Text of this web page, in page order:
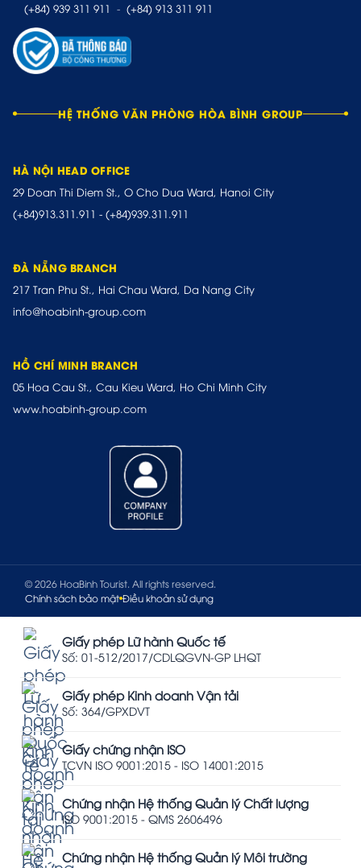
(+84) 939 311 911 - (+84) 913 311 911
HỆ THỐNG VĂN PHÒNG HÒA BÌNH GROUP
HÀ NỘI HEAD OFFICE
29 Doan Thi Diem St., O Cho Dua Ward, Hanoi City
(+84)913.311.911 - (+84)939.311.911
ĐÀ NẴNG BRANCH
217 Tran Phu St., Hai Chau Ward, Da Nang City
info@hoabinh-group.com
HỒ CHÍ MINH BRANCH
05 Hoa Cau St., Cau Kieu Ward, Ho Chi Minh City
www.hoabinh-group.com
© 2026 HoaBinh Tourist. All rights reserved.
Chính sách bảo mật Điều khoản sử dụng
Giấy phép Lữ hành Quốc tế
Số: 01-512/2017/CDLQGVN-GP LHQT
Giấy phép Kinh doanh Vận tải
Số: 364/GPXDVT
Giấy chứng nhận ISO
TCVN ISO 9001:2015 - ISO 14001:2015
Chứng nhận Hệ thống Quản lý Chất lượng
ISO 9001:2015 - QMS 2606496
Chứng nhận Hệ thống Quản lý Môi trường